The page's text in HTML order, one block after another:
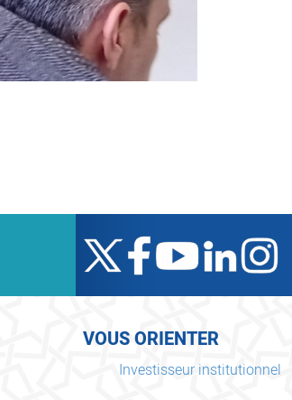
VOUS ORIENTER
Investisseur institutionnel